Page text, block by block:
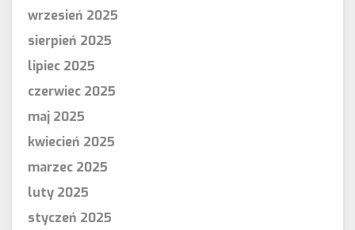
wrzesień 2025
sierpień 2025
lipiec 2025
czerwiec 2025
maj 2025
kwiecień 2025
marzec 2025
luty 2025
styczeń 2025